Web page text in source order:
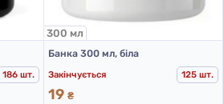
186 шт.
300 мл
Банка 300 мл, біла
Закінчується
125 шт.
19 ₴